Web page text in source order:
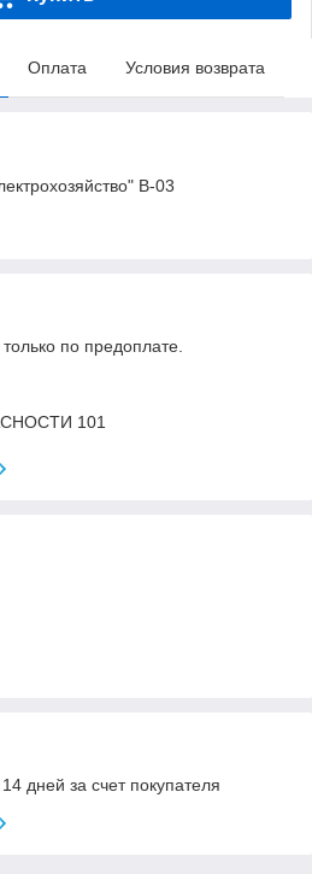
Оплата Условия возврата
B-03
по предоплате.
101
дней за счет покупателя